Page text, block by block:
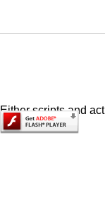
Either scripts and